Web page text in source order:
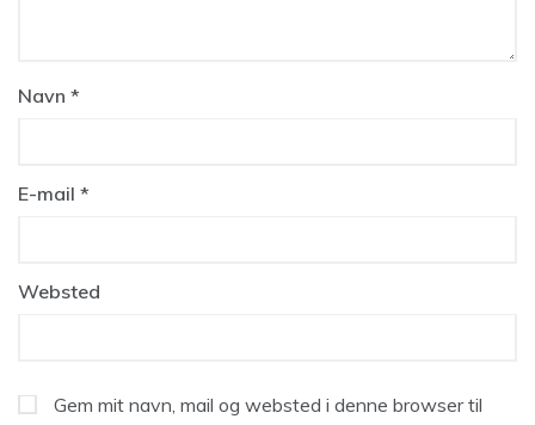
Navn *
E-mail *
Websted
Gem mit navn, mail og websted i denne browser til